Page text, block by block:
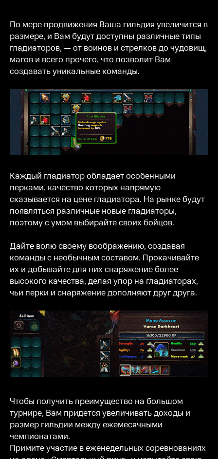
По мере продвижения Ваша гильдия увеличится в
размере, и Вам будут доступны различные типы
гладиаторов, — от воинов и стрелков до чудовищ,
магов и всего прочего, что позволит Вам
создавать уникальные команды.
Каждый гладиатор обладает особенными
перками, качество которых напрямую
сказывается на цене гладиатора. На рынке будут
появляться различные новые гладиаторы,
поэтому с умом выбирайте своих бойцов.
Дайте волю своему воображению, создавая
команды с необычным составом. Прокачивайте
их и добывайте для них снаряжение более
высокого качества, делая упор на гладиаторах,
чьи перки и снаряжение дополняют друг друга.
Чтобы получить преимущество на большом
турнире, Вам придется увеличивать доходы и
размер гильдии между ежемесячными
чемпионатами.
Примите участие в еженедельных соревнованиях